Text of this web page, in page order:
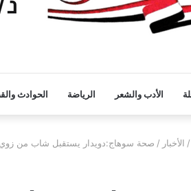
الأدب والشعر الرياضة الحوادث
/ الأخبار / صحة سوهاج:دويدار يستقبل شاب من زوي